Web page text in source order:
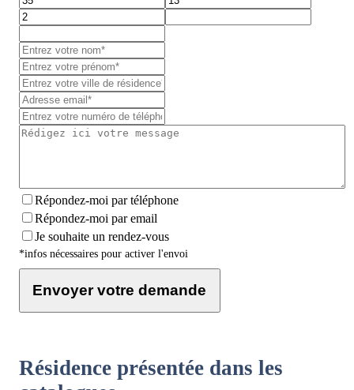
Répondez-moi par téléphone
Répondez-moi par email
Je souhaite un rendez-vous
*infos nécessaires pour activer l'envoi
Envoyer votre demande
Résidence présentée dans les